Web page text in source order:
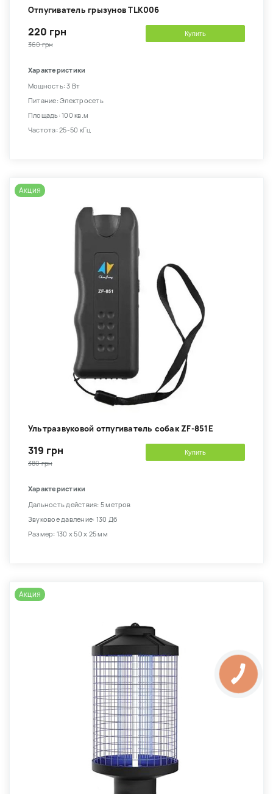
Отпугиватель грызунов TLK006
220 грн
360 грн
Купить
Характеристики
Мощность: 3 Вт
Питание: Электросеть
Площадь: 100 кв.м
Частота: 25-50 кГц
Акция
Ультразвуковой отпугиватель собак ZF-851E
319 грн
380 грн
Купить
Характеристики
Дальность действия: 5 метров
Звуковое давление: 130 Дб
Размер: 130 х 50 х 25 мм
Акция